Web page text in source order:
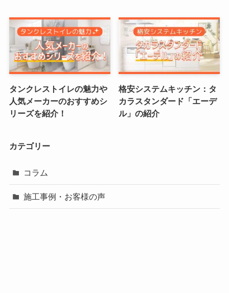
タンクレストイレの魅力や
人気メーカーのおすすめシ
リーズを紹介！
格安システムキッチン：タ
カラスタンダード「エーデ
ル」の紹介
カテゴリー
コラム
施工事例・お客様の声